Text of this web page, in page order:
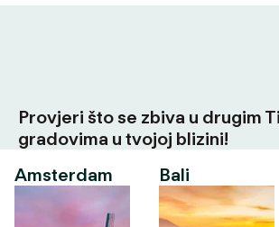
Provjeri što se zbiva u drugim
gradovima u tvojoj blizini!
Amsterdam
Bali